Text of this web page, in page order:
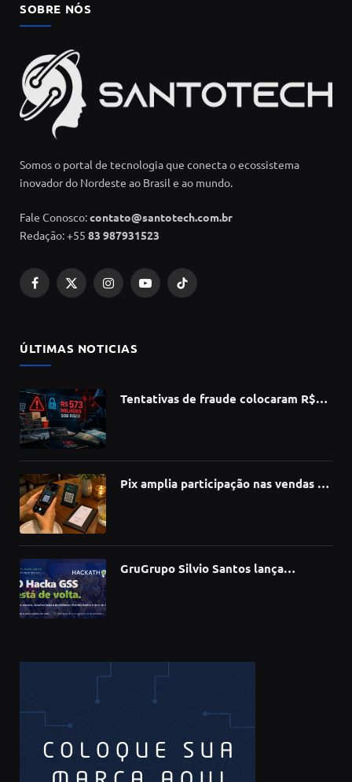
SOBRE NÓS
Somos o portal de tecnologia que conecta o ecossistema
inovador do Nordeste ao Brasil e ao mundo.
Fale Conosco:contato@santotech.com.br
Redação: +55 83 987931523
Facebook
X
InstagramYouTubeTikTok
ÚLTIMAS NOTICIAS
Tentativas de fraude colocaram R$
Pix amplia participação nas vendas de
GruGrupo Silvio Santos lança